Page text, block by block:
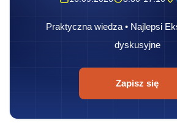
Praktyczna wiedza • Najlepsi
dyskusyjne
Zapisz się